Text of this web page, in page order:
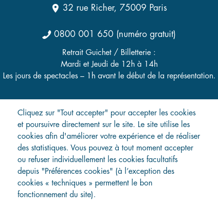
Cliquez sur "Tout accepter" pour accepter les cookies
et poursuivre directement sur le site. Le site utilise les
cookies afin d'améliorer votre expérience et de réaliser
des statistiques. Vous pouvez à tout moment accepter
ou refuser individuellement les cookies facultatifs
depuis "Préférences cookies" (à l’exception des
cookies « techniques » permettent le bon
fonctionnement du site).
32 rue Richer, 75009 Paris
0800 001 650 (numéro gratuit)
Retrait Guichet / Billetterie :
Mardi et Jeudi de 12h à 14h
Les jours de spectacles – 1h avant le début de la représentation.
Menu
Pied
page
Programmation
Préparez votre visite
Contact
Questions fréquentes
Recevoir la newsletter
Règlement intérieur
Conditions Générales de Vente